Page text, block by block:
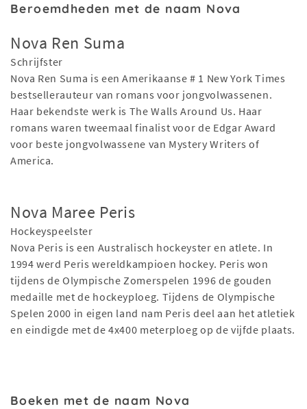
Beroemdheden met de naam Nova
Nova Ren Suma
Schrijfster
Nova Ren Suma is een Amerikaanse # 1 New York Times
bestsellerauteur van romans voor jongvolwassenen.
Haar bekendste werk is The Walls Around Us. Haar
romans waren tweemaal finalist voor de Edgar Award
voor beste jongvolwassene van Mystery Writers of
America.
Nova Maree Peris
Hockeyspeelster
Nova Peris is een Australisch hockeyster en atlete. In
1994 werd Peris wereldkampioen hockey. Peris won
tijdens de Olympische Zomerspelen 1996 de gouden
medaille met de hockeyploeg. Tijdens de Olympische
Spelen 2000 in eigen land nam Peris deel aan het atletiek
en eindigde met de 4x400 meterploeg op de vijfde plaats.
Boeken met de naam Nova